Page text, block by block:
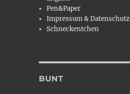
Pen&Paper
Impressum & Datenschutz
Schneckentchen
BUNT